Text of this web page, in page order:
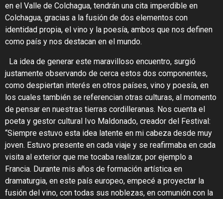
en el Valle de Colchagua, tendrán una cita imperdible en
Colchagua, gracias a la fusión de dos elementos con
identidad propia, el vino y la poesía, ambos que nos definen
como país y nos destacan en el mundo.
La idea de generar este maravilloso encuentro, surgió
justamente observando de cerca estos dos componentes,
como despiertan interés en otros países, vino y poesía, en
los cuales también se referencian otras culturas, al momento
de pensar en nuestras tierras cordilleranas. Nos cuenta el
poeta y gestor cultural Ivo Maldonado, creador del Festival:
“Siempre estuvo esta idea latente en mi cabeza desde muy
joven. Estuvo presente en cada viaje y se reafirmaba en cada
visita al exterior que me tocaba realizar, por ejemplo a
Francia. Durante mis años de formación artística en
dramaturgia, en este país europeo, empecé a proyectar la
fusión del vino, con todas sus noblezas, en comunión con la